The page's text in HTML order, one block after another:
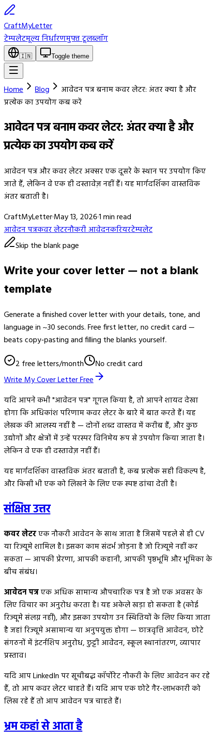
CraftMyLetter
टेम्पलेटमूल्य निर्धारणमुफ्त टूलब्लॉग
🇮🇳 Toggle theme
Home Blog
आवेदन पत्र बनाम कवर लेटर: अंतर क्या है और
प्रत्येक का उपयोग कब करें
आवेदन पत्र बनाम कवर लेटर: अंतर क्या है और
प्रत्येक का उपयोग कब करें
आवेदन पत्र और कवर लेटर अक्सर एक दूसरे के स्थान पर उपयोग किए
जाते हैं, लेकिन वे एक ही दस्तावेज़ नहीं हैं। यह मार्गदर्शिका वास्तविक
अंतर बताती है।
CraftMyLetter·May 13, 2026·1min read
आवेदन पत्रकवर लेटरनौकरी आवेदनकरियरटेम्पलेट
Skip the blank page
Write your cover letter — not a blank
template
Generate a finished cover letter with your details, tone, and
language in ~30 seconds. Free first letter, no credit card —
beats copy-pasting and filling the blanks yourself.
2 free letters/month
No credit card
Write My Cover Letter Free
यदि आपने कभी "आवेदन पत्र" गूगल किया है, तो आपने शायद देखा
होगा कि अधिकांश परिणाम कवर लेटर के बारे में बात करते हैं। यह
लेखक की आलस्य नहीं है — दोनों शब्द वास्तव में करीब हैं, और कुछ
उद्योगों और क्षेत्रों में उन्हें परस्पर विनिमेय रूप से उपयोग किया जाता है।
लेकिन वे एक ही दस्तावेज़ नहीं हैं।
यह मार्गदर्शिका वास्तविक अंतर बताती है, कब प्रत्येक सही विकल्प है,
और किसी भी एक को लिखने के लिए एक स्पष्ट ढांचा देती है।
संक्षिप्त उत्तर
कवर लेटरएक नौकरी आवेदन के साथ जाता है जिसमें पहले से ही CV
या रिज्यूमे शामिल है। इसका काम संदर्भ जोड़ना है जो रिज्यूमे नहीं कर
सकता — आपकी प्रेरणा, आपकी कहानी, आपकी पृष्ठभूमि और भूमिका के
बीच संबंध।
आवेदन पत्रएक अधिक सामान्य औपचारिक पत्र है जो एक अवसर के
लिए विचार का अनुरोध करता है। यह अकेले खड़ा हो सकता है (कोई
रिज्यूमे संलग्न नहीं), और इसका उपयोग उन स्थितियों के लिए किया जाता
है जहां रिज्यूमे असामान्य या अनुपयुक्त होगा — छात्रवृत्ति आवेदन, छोटे
संगठनों में इंटर्नशिप अनुरोध, छुट्टी आवेदन, स्कूल स्थानांतरण, व्यापार
प्रस्ताव।
यदि आप LinkedIn पर सूचीबद्ध कॉर्पोरेट नौकरी के लिए आवेदन कर रहे
हैं, तो आप कवर लेटर चाहते हैं। यदि आप एक छोटे गैर-लाभकारी को
लिख रहे हैं तो आप आवेदन पत्र चाहते हैं।
भ्रम कहां से आता है